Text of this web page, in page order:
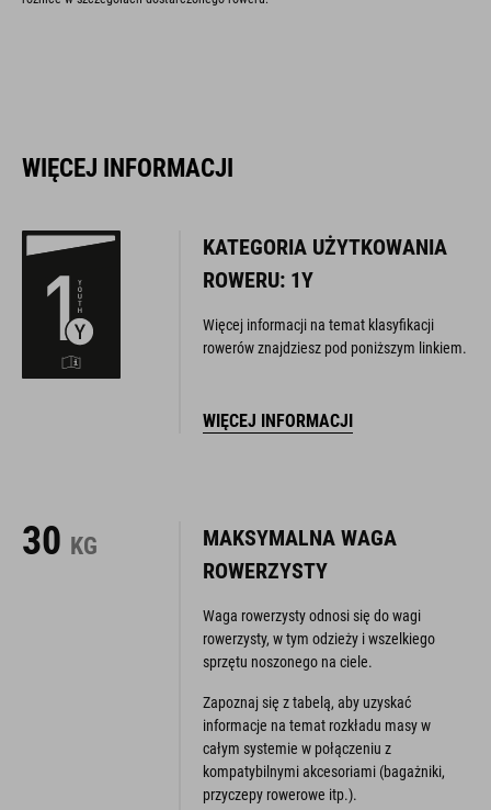
WIĘCEJ INFORMACJI
KATEGORIA UŻYTKOWANIA
ROWERU: 1Y
Więcej informacji na temat klasyfikacji
rowerów znajdziesz pod poniższym linkiem.
WIĘCEJ INFORMACJI
30 KG
MAKSYMALNA WAGA
ROWERZYSTY
Waga rowerzysty odnosi się do wagi
rowerzysty, w tym odzieży i wszelkiego
sprzętu noszonego na ciele.
Zapoznaj się z tabelą, aby uzyskać
informacje na temat rozkładu masy w
całym systemie w połączeniu z
kompatybilnymi akcesoriami (bagażniki,
przyczepy rowerowe itp.).